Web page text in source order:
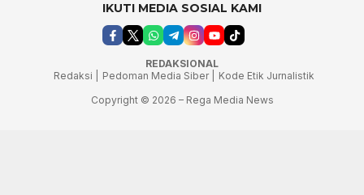
IKUTI MEDIA SOSIAL KAMI
REDAKSIONAL
Redaksi |
Pedoman Media Siber |
Kode Etik Jurnalistik
Copyright © 2026 – Rega Media News